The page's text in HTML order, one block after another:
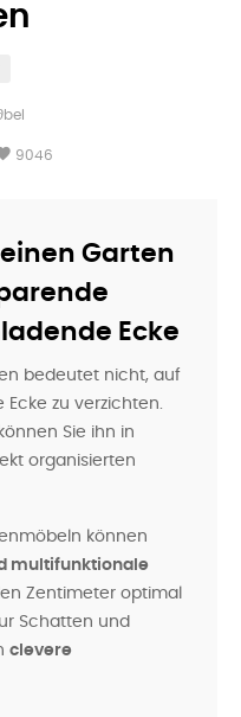
9046
Garten
Ecke
bedeutet nicht, auf
zu verzichten.
Sie ihn in
organisierten
können
multifunktionale
Zentimeter optimal
Schatten und
clevere